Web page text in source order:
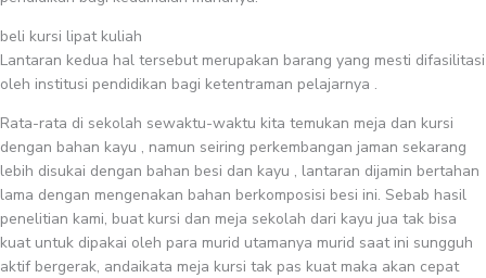
beli kursi lipat kuliah
Lantaran kedua hal tersebut merupakan barang yang mesti difasilitasi
oleh institusi pendidikan bagi ketentraman pelajarnya .
Rata-rata di sekolah sewaktu-waktu kita temukan meja dan kursi
dengan bahan kayu , namun seiring perkembangan jaman sekarang
lebih disukai dengan bahan besi dan kayu , lantaran dijamin bertahan
lama dengan mengenakan bahan berkomposisi besi ini. Sebab hasil
penelitian kami, buat kursi dan meja sekolah dari kayu jua tak bisa
kuat untuk dipakai oleh para murid utamanya murid saat ini sungguh
aktif bergerak, andaikata meja kursi tak pas kuat maka akan cepat